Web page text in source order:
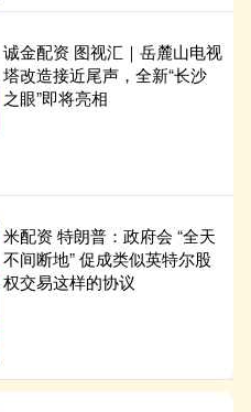
诚金配资 图视汇｜岳麓山电视
塔改造接近尾声，全新“长沙
之眼”即将亮相
米配资 特朗普：政府会 “全天
不间断地” 促成类似英特尔股
权交易这样的协议